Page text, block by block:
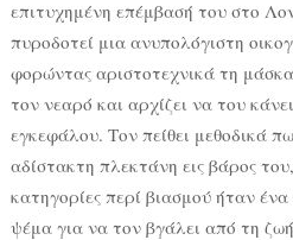
επιτυχημένη επέμβασή του στο
πυροδοτεί μια ανυπολόγιστη
φορώντας αριστοτεχνικά τη
τον νεαρό και αρχίζει να του
εγκεφάλου. Τον πείθει μεθοδικά
αδίστακτη πλεκτάνη εις βάρος
κατηγορίες περί βιασμού ήταν
ψέμα για να τον βγάλει από τη